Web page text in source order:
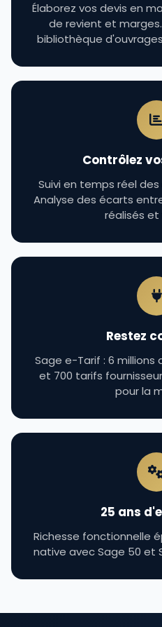
Élaborez vos devis en
de revient et
bibliothèque
Contrôlez
Suivi en temps réel
Analyse des écarts
réalisés
Restez
Sage e-Tarif : 6
et 700 tarifs
pour la
25 ans
Richesse fonctionnelle
native avec Sage 50 et